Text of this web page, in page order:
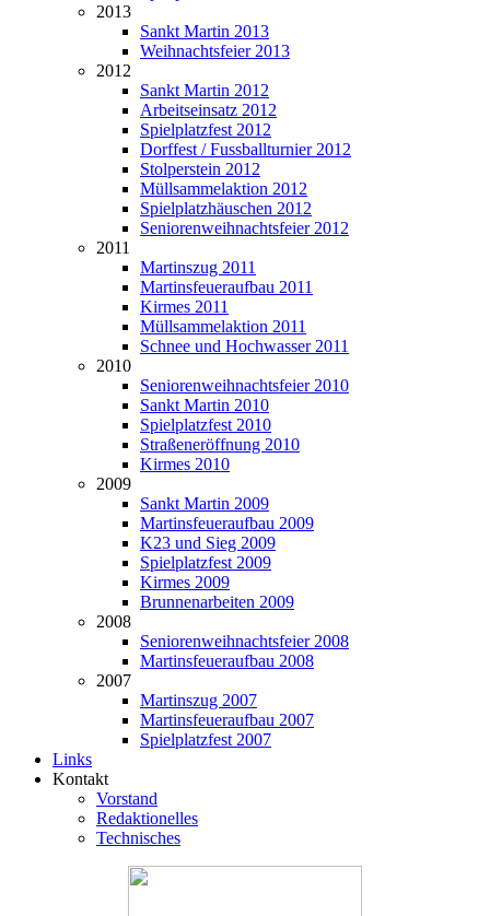
2013
Sankt Martin 2013
Weihnachtsfeier 2013
2012
Sankt Martin 2012
Arbeitseinsatz 2012
Spielplatzfest 2012
Dorffest / Fussballturnier 2012
Stolperstein 2012
Müllsammelaktion 2012
Spielplatzhäuschen 2012
Seniorenweihnachtsfeier 2012
2011
Martinszug 2011
Martinsfeueraufbau 2011
Kirmes 2011
Müllsammelaktion 2011
Schnee und Hochwasser 2011
2010
Seniorenweihnachtsfeier 2010
Sankt Martin 2010
Spielplatzfest 2010
Straßeneröffnung 2010
Kirmes 2010
2009
Sankt Martin 2009
Martinsfeueraufbau 2009
K23 und Sieg 2009
Spielplatzfest 2009
Kirmes 2009
Brunnenarbeiten 2009
2008
Seniorenweihnachtsfeier 2008
Martinsfeueraufbau 2008
2007
Martinszug 2007
Martinsfeueraufbau 2007
Spielplatzfest 2007
Links
Kontakt
Vorstand
Redaktionelles
Technisches